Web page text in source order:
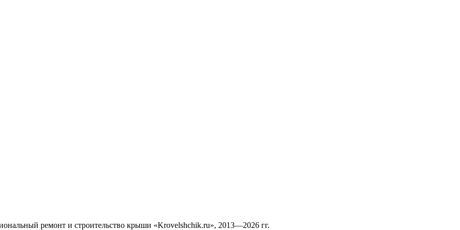
ремонт и строительство крыши «Krovelshchik.ru», 2013—2026 гг.